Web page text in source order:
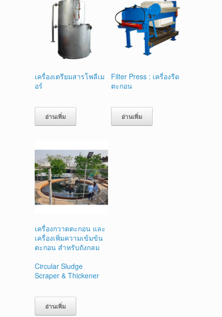
เครื่องเตรียมสารโพลีเม
อร์
อ่านเพิ่ม
Filter Press : เครื่องรีด
ตะกอน
อ่านเพิ่ม
เครื่องกวาดตะกอน และ
เครื่องเพิ่มความเข้มข้น
ตะกอน สำหรับถังกลม
Circular Sludge
Scraper & Thickener
อ่านเพิ่ม